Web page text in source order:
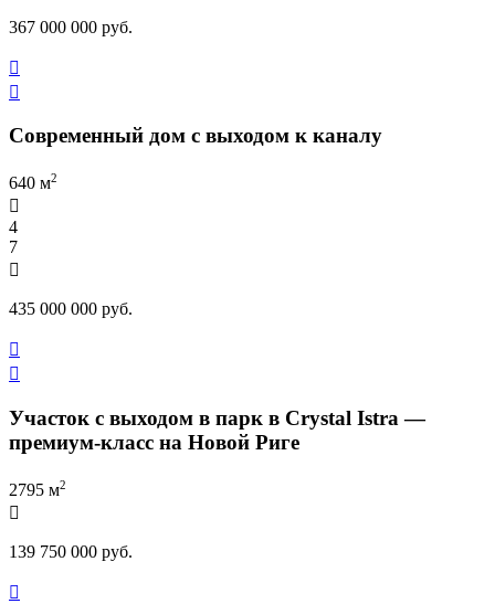
367 000 000 руб.


Современный дом с выходом к каналу
640 м2

4
7

435 000 000 руб.


Участок с выходом в парк в Crystal Istra —
премиум-класс на Новой Риге
2795 м2

139 750 000 руб.
